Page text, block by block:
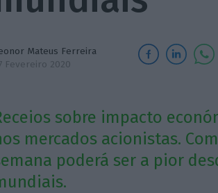
Mateus Ferreira
Fevereiro 2020
sobre impacto
mercados acionistas.
poderá ser a pior